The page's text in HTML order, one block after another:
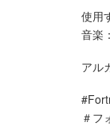
使用
音楽
アル
＃フ